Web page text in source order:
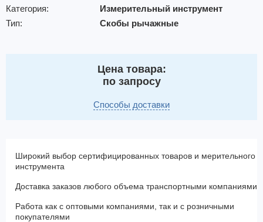
Категория:
Измерительный инструмент
Тип:
Скобы рычажные
Цена товара:
по запросу
Способы доставки
Широкий выбор сертифицированных товаров и мерительного
инструмента
Доставка заказов любого объема транспортными компаниями
Работа как с оптовыми компаниями, так и с розничными
покупателями